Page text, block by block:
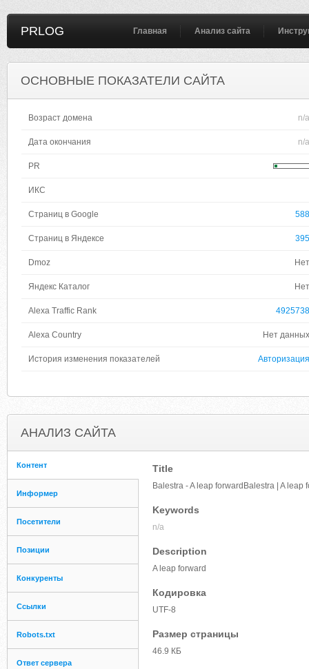
PRLOG Главная Анализ сайта
ОСНОВНЫЕ ПОКАЗАТЕЛИ САЙТА
Возраст домена n/a
Дата окончания n/a
PR
ИКС
Страниц в Google 588
Страниц в Яндексе 395
Dmoz Нет
Яндекс Каталог Нет
Alexa Traffic Rank 4925738
Alexa Country Нет данных
История изменения показателей Авторизация
АНАЛИЗ САЙТА
Контент
Информер
Посетители
Позиции
Конкуренты
Ссылки
Robots.txt
Ответ сервера
Title
Balestra - A leap forwardBalestra | A leap
Keywords
n/a
Description
A leap forward
Кодировка
UTF-8
Размер страницы
46.9 КБ